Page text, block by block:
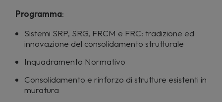
Programma:
Sistemi SRP, SRG, FRCM e FRC: tradizione ed
innovazione del consolidamento strutturale
Inquadramento Normativo
Consolidamento e rinforzo di strutture esistenti in
muratura